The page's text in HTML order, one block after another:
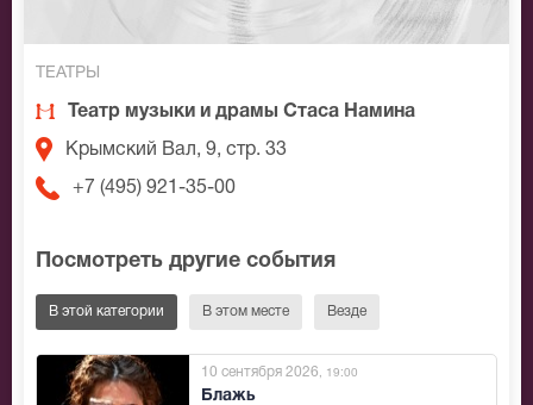
ТЕАТРЫ
Театр музыки и драмы Стаса Намина
Крымский Вал, 9, стр. 33
+7 (495) 921-35-00
Посмотреть другие события
В этой категории В этом месте Везде
Блажь
10 сентября 2026 , 19:00